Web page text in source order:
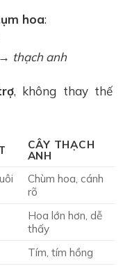
hoa:
thạch anh
, không thay thế
CÂY THẠCH
ANH
Chùm hoa, cánh
rõ
Hoa lớn hơn, dễ
thấy
Tím, tím hồng